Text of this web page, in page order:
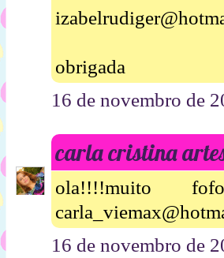
obrigada
16 de novembro de
carla cristina
ola!!!!muito
16 de novembro de